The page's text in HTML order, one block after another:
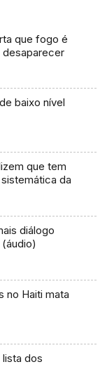
que fogo é
desaparecer
baixo nível
que tem
da
diálogo
no Haiti mata
dos